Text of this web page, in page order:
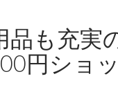
品も充実
円ショ